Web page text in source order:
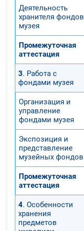
Деятельность
хранителя фондов
музея
Промежуточная
аттестация
3. Работа с
фондами музея
Организация и
управление
фондами музея
Экспозиция и
представление
музейных фондов
Промежуточная
аттестация
4. Особенности
хранения
предметов